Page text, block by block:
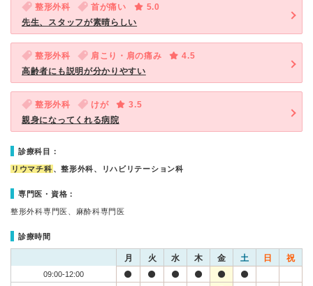
整形外科 首が痛い
5.0
先生、スタッフが素晴らしい
整形外科 肩こり・肩の痛み
4.5
高齢者にも説明が分かりやすい
整形外科 けが
3.5
親身になってくれる病院
診療科目：
リウマチ科 、整形外科、リハビリテーション科
専門医・資格：
整形外科専門医、麻酔科専門医
診療時間
月 火 水 木 金 土 日 祝
09:00-12:00